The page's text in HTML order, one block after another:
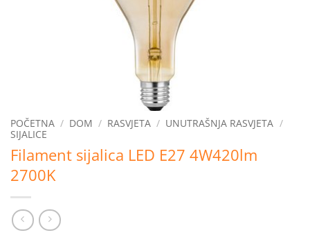
POČETNA / DOM / RASVJETA / UNUTRAŠNJA RASVJETA /
SIJALICE
Filament sijalica LED E27 4W420lm
2700K